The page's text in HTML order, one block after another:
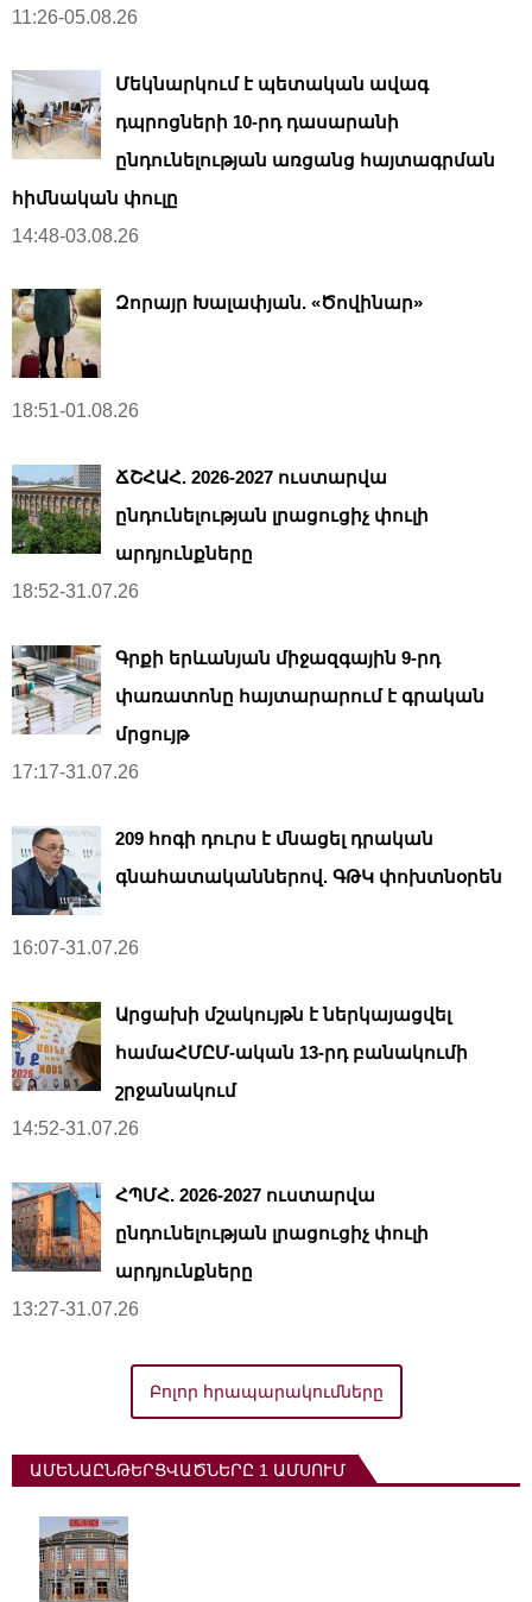
11:26-05.08.26
Մեկնարկում է պետական ավագ
դպրոցների 10-րդ դասարանի
ընդունելության առցանց հայտագրման
հիմնական փուլը
14:48-03.08.26
Զորայր Խալափյան. «Ծովինար»
18:51-01.08.26
ՃՇՀԱՀ. 2026-2027 ուստարվա
ընդունելության լրացուցիչ փուլի
արդյունքները
18:52-31.07.26
Գրքի երևանյան միջազգային 9-րդ
փառատոնը հայտարարում է գրական
մրցույթ
17:17-31.07.26
209 հոգի դուրս է մնացել դրական
գնահատականներով. ԳԹԿ փոխտնօրեն
16:07-31.07.26
Արցախի մշակույթն է ներկայացվել
համաՀՄԸՄ-ական 13-րդ բանակումի
շրջանակում
14:52-31.07.26
ՀՊՄՀ. 2026-2027 ուստարվա
ընդունելության լրացուցիչ փուլի
արդյունքները
13:27-31.07.26
Բոլոր հրապարակումները
ԱՄԵՆԱԸՆԹԵՐՑՎԱԾՆԵՐԸ 1 ԱՄՍՈՒՄ